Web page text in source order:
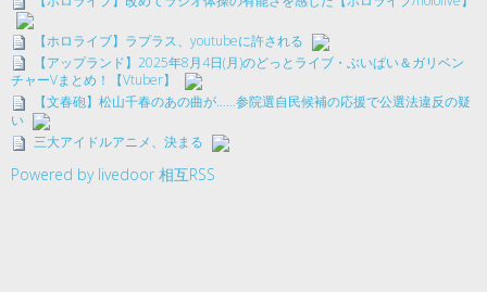
【ホロライブ】ラプラス、youtubeに許される
【アップランド】2025年8月4日(月)のどっとライブ・ぶいぱい＆ガリベン
チャーVまとめ！【Vtuber】
【文春砲】松山千春のあの曲が……参院選自民候補の応援で公選法違反の疑
い
三大アイドルアニメ、決まる
Powered by livedoor 相互RSS